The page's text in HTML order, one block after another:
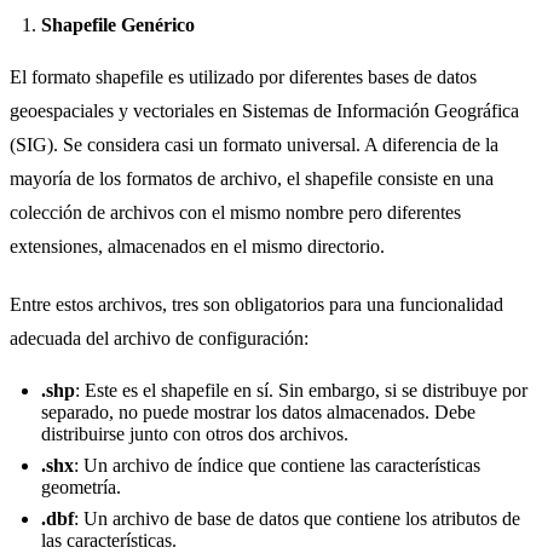
Shapefile Genérico
El formato shapefile es utilizado por diferentes bases de datos
geoespaciales y vectoriales en Sistemas de Información Geográfica
(SIG). Se considera casi un formato universal. A diferencia de la
mayoría de los formatos de archivo, el shapefile consiste en una
colección de archivos con el mismo nombre pero diferentes
extensiones, almacenados en el mismo directorio.
Entre estos archivos, tres son obligatorios para una funcionalidad
adecuada del archivo de configuración:
.shp: Este es el shapefile en sí. Sin embargo, si se distribuye por
separado, no puede mostrar los datos almacenados. Debe
distribuirse junto con otros dos archivos.
.shx: Un archivo de índice que contiene las características
geometría.
.dbf: Un archivo de base de datos que contiene los atributos de
las características.